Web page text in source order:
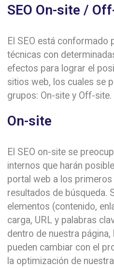
SEO On-site /
El SEO está conformado
técnicas con
efectos para lograr el
sitios web, los cuales se
grupos: On-site y Off-site.
On-site
El SEO on-site se
internos que harán
portal web a los
resultados de búsqueda.
elementos (contenido,
carga, URL y palabras
dentro de nuestra página,
pueden cambiar con el
la optimización de